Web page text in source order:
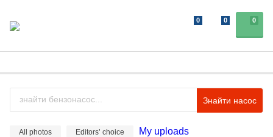
0
0 0
Знайти насос
All photos Editors’ choice My uploads